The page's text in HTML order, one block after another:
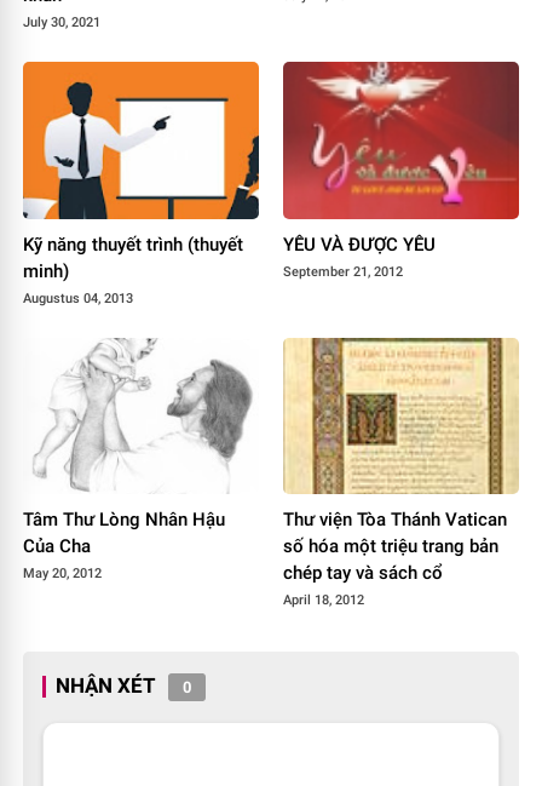
July 30, 2021
Kỹ năng thuyết trình (thuyết
minh)
Augustus 04, 2013
YÊU VÀ ĐƯỢC YÊU
September 21, 2012
Tâm Thư Lòng Nhân Hậu
Của Cha
May 20, 2012
Thư viện Tòa Thánh Vatican
số hóa một triệu trang bản
chép tay và sách cổ
April 18, 2012
NHẬN XÉT 0